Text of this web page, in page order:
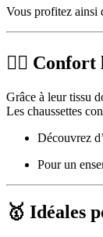
Vous profitez ainsi
🧘‍♂️ Confort
Grâce à leur tissu
Les chaussettes
Découvrez
Pour un
🥇 Idéales